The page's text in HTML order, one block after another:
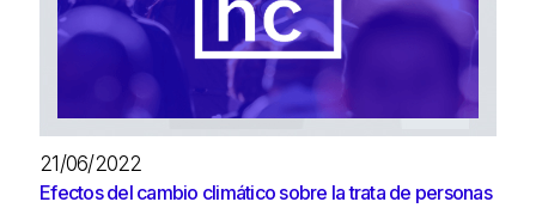
21/06/2022
Efectos del cambio climático sobre la trata de personas